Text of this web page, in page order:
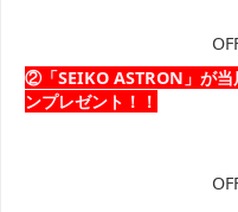
②「SEIKO ASTRON」が当
ンプレゼント！！